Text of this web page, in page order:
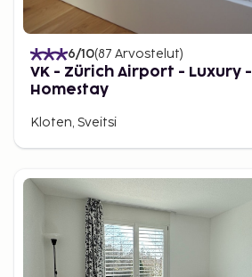
6/10(87 Arvostelut)
VK - Zürich Airport - Luxury -
Homestay
Kloten, Sveitsi